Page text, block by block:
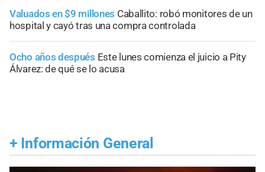
Valuados en $9 millones Caballito: robó monitores de un
hospital y cayó tras una compra controlada
Ocho años después Este lunes comienza el juicio a Pity
Álvarez: de qué se lo acusa
+ Información General